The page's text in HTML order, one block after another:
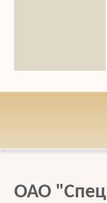
ОАО